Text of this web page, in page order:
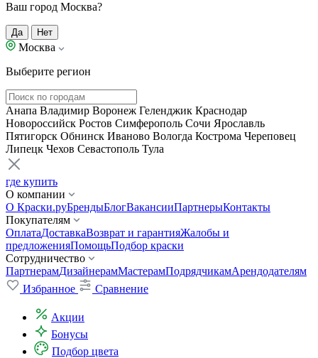
Ваш город Москва?
Да Нет
Москва
Выберите регион
Анапа Владимир Воронеж Геленджик Краснодар
Новороссийск Ростов Симферополь Сочи Ярославль
Пятигорск Обнинск Иваново Вологда Кострома Череповец
Липецк Чехов Севастополь Тула
где купить
О компании
О Краски.руБрендыБлогВакансииПартнерыКонтакты
Покупателям
ОплатаДоставкаВозврат и гарантияЖалобы и
предложенияПомощьПодбор краски
Сотрудничество
ПартнерамДизайнерамМастерамПодрядчикамАрендодателям
Избранное
Сравнение
Акции
Бонусы
Подбор цвета